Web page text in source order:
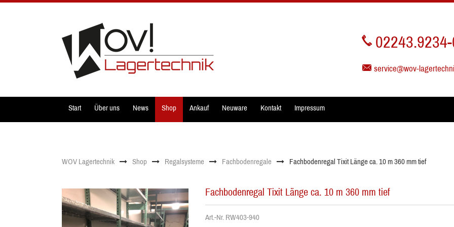
service@wov-
Start Über uns News Shop Ankauf Neuware Kontakt Impressum
WOV Lagertechnik Shop Regalsysteme Fachbodenregale Fachbodenregal Tixit Länge ca. 10 m 360 mm tief
Fachbodenregal Tixit Länge ca. 10 m 360 mm tief
Art.-Nr. RW403-940